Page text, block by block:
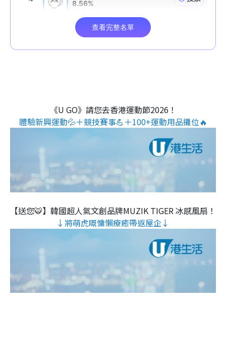
《U GO》請您去香港運動節2026！
體驗新興運動💦＋競技賽事💪＋100+運動用品攤位🔥
【送您🐯】韓國超人氣文創品牌MUZIK TIGER 冰感風扇！
↓將萌虎嘅慵懶療癒帶返屋企↓